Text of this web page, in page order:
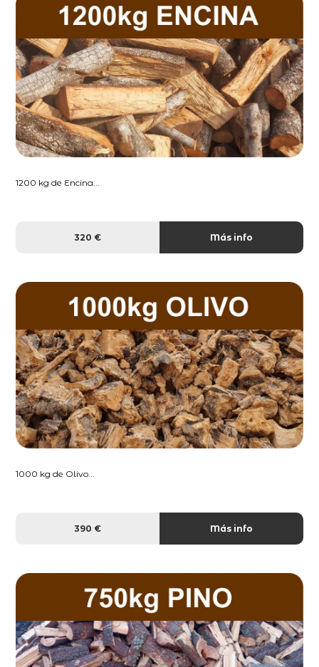
1200 kg de Encina...
320 € Más info
1000 kg de Olivo...
390 € Más info